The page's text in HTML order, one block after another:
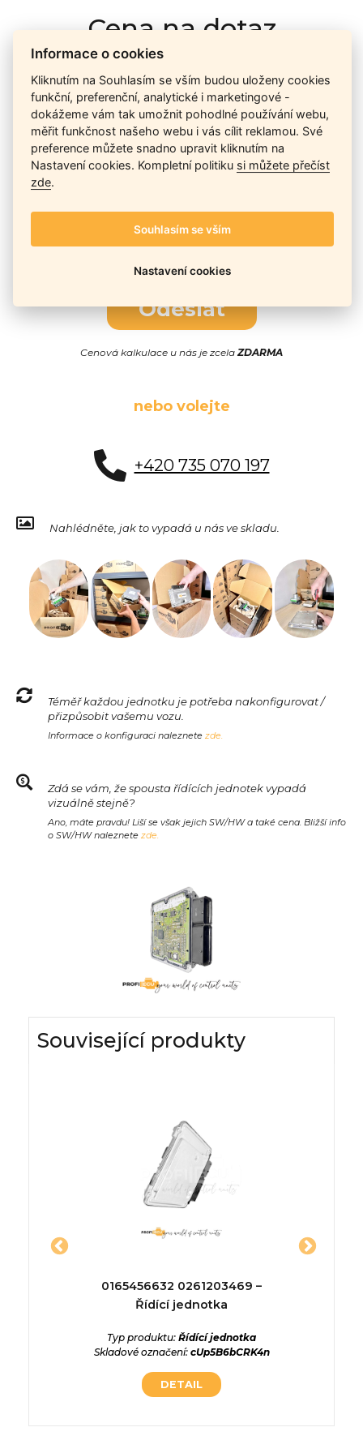
Cena na dotaz
Ceny závisí na množství kusů skladem, dostupnosti náhrad,
výkonnosti a atypičnosti daného modelu. Pokusíme se
nabídnout aktuálněnejlepší cenu, a Vy si vyberete, co je pro
Vás nejvýhodnější.
Odeslat
Cenová kalkulace u nás je zcelaZDARMA
nebo volejte
+420 735 070 197
Nahlédněte, jak to vypadá u nás ve skladu.
Téměř každou jednotku je potřeba nakonfigurovat /
přizpůsobit vašemu vozu.
Informace o konfiguraci naleznete zde.
Zdá se vám, že spousta řídících jednotek vypadá
vizuálně stejně?
Ano, máte pravdu! Liší se však jejich SW/HW a také cena. Bližší info
o SW/HW naleznete zde.
Související produkty
0165456632 0261203469 –
Řídící jednotka
Typ produktu: Řídící jednotka
Skladové označení: cUp5B6bCRK4n
DETAIL
Informace o cookies
Kliknutím na Souhlasím se vším budou uloženy cookies
funkční, preferenční, analytické i marketingové -
dokážeme vám tak umožnit pohodlné používání webu,
měřit funkčnost našeho webu i vás cílit reklamou. Své
preference můžete snadno upravit kliknutím na
Nastavení cookies. Kompletní politiku si můžete přečíst
zde.
Souhlasím se vším
Nastavení cookies